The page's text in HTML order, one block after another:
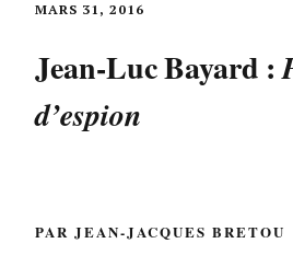
MARS 31, 2016
Jean-Luc Bayard :
d’espion
PAR JEAN-JACQUES BRETOU